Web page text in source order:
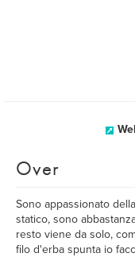
Over
Sono appassionato
statico, sono
resto viene da solo,
filo d'erba spunta io